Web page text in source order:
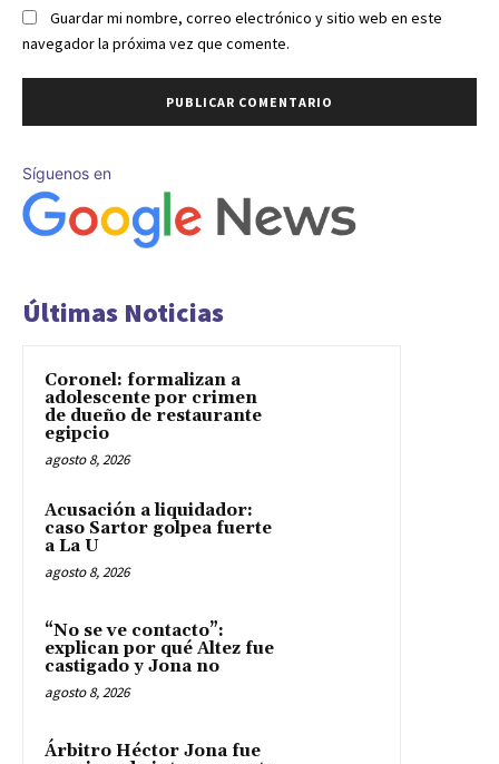
Guardar mi nombre, correo electrónico y sitio web en este
navegador la próxima vez que comente.
Síguenos en
Últimas Noticias
Coronel: formalizan a
adolescente por crimen
de dueño de restaurante
egipcio
agosto 8, 2026
Acusación a liquidador:
caso Sartor golpea fuerte
a La U
agosto 8, 2026
“No se ve contacto”:
explican por qué Altez fue
castigado y Jona no
agosto 8, 2026
Árbitro Héctor Jona fue